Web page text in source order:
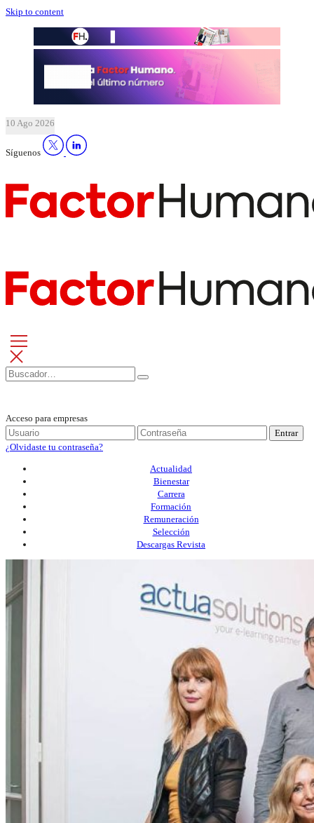
Skip to content
10 Ago 2026
Síguenos
Acceso para empresas
Entrar
¿Olvidaste tu contraseña?
Actualidad
Bienestar
Carrera
Formación
Remuneración
Selección
Descargas Revista